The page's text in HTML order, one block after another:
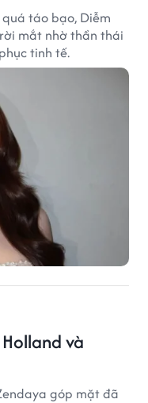
táo bạo, Diễm
mắt nhờ thần thái
tinh tế.
và
góp mặt đã